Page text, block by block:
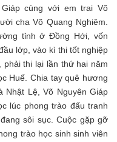
cùng với em trai Võ
cha Võ Quang Nghiêm.
tỉnh ở Đồng Hới, vốn
lớp, vào kì thi tốt nghiệp
phải thi lại lần thứ hai năm
Huế. Chia tay quê hương
Nhật Lệ, Võ Nguyên Giáp
lúc phong trào đấu tranh
sôi sục. Cuộc gặp gỡ
trào học sinh sinh viên